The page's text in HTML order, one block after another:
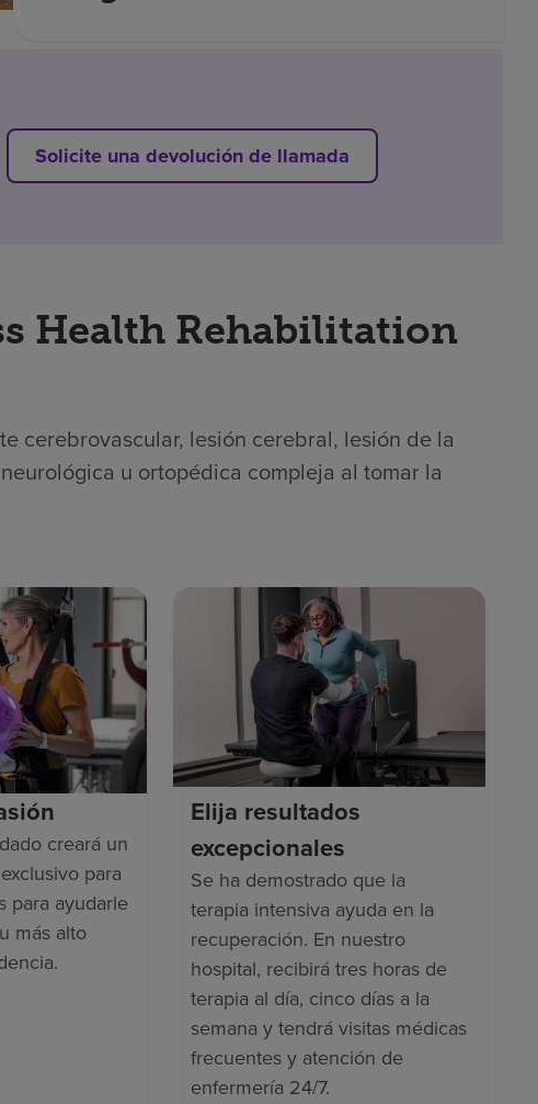
Solicite una devolución de llamada
Health Rehabilitation
cerebrovascular, lesión cerebral, lesión de la
u ortopédica compleja al tomar la
creará un
para
para ayudarle
más alto
Elija resultados
excepcionales
Se ha demostrado que la
terapia intensiva ayuda en la
recuperación. En nuestro
hospital, recibirá tres horas de
terapia al día, cinco días a la
semana y tendrá visitas médicas
frecuentes y atención de
enfermería 24/7.